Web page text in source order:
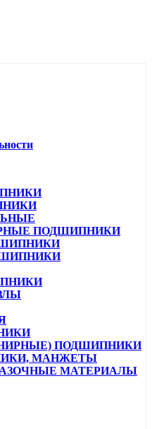
ПОДШИПНИКИ
ПОДШИПНИКИ
МАНЖЕТЫ
МАТЕРИАЛЫ